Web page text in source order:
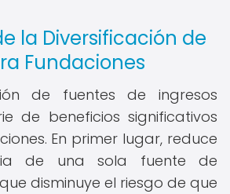
la Diversificación de
Fundaciones
de fuentes de ingresos
de beneficios significativos
En primer lugar, reduce
de una sola fuente de
disminuye el riesgo de que